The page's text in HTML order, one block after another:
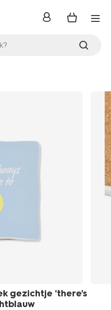
inloggen
gezichtje 'there's